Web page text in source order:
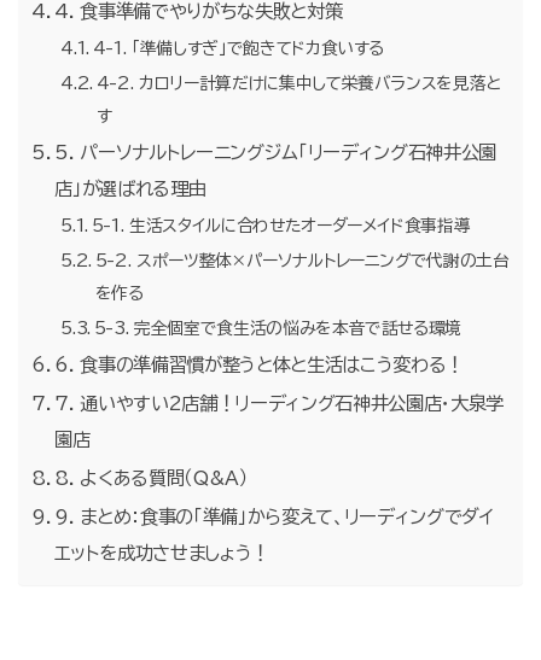
4. 食事準備でやりがちな失敗と対策
4-1. 「準備しすぎ」で飽きてドカ食いする
4-2. カロリー計算だけに集中して栄養バランスを見落と
す
5. パーソナルトレーニングジム「リーディング石神井公園
店」が選ばれる理由
5-1. 生活スタイルに合わせたオーダーメイド食事指導
5-2. スポーツ整体×パーソナルトレーニングで代謝の土台
を作る
5-3. 完全個室で食生活の悩みを本音で話せる環境
6. 食事の準備習慣が整うと体と生活はこう変わる！
7. 通いやすい2店舗！リーディング石神井公園店・大泉学
園店
8. よくある質問（Q&A）
9. まとめ：食事の「準備」から変えて、リーディングでダイ
エットを成功させましょう！